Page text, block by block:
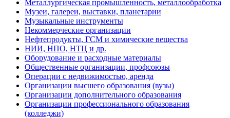
Металлургическая промышленность, металлообработка
Музеи, галереи, выставки, планетарии
Музыкальные инструменты
Некоммерческие организации
Нефтепродукты, ГСМ и химические вещества
НИИ, НПО, НТЦ и др.
Оборудование и расходные материалы
Общественные организации, профсоюзы
Операции с недвижимостью, аренда
Организации высшего образования (вузы)
Организации дополнительного образования
Организации профессионального образования
(колледжи)